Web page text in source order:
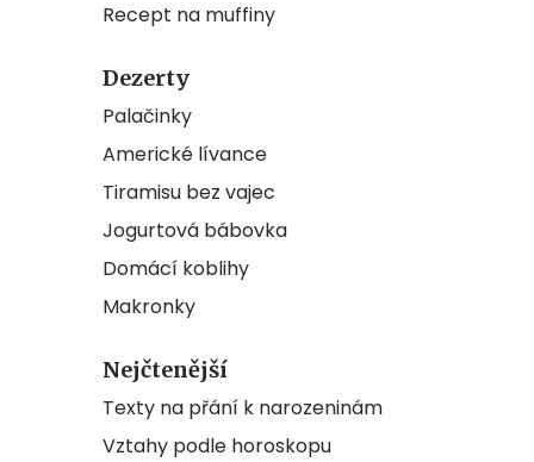
Recept na muffiny
Dezerty
Palačinky
Americké lívance
Tiramisu bez vajec
Jogurtová bábovka
Domácí koblihy
Makronky
Nejčtenější
Texty na přání k narozeninám
Vztahy podle horoskopu